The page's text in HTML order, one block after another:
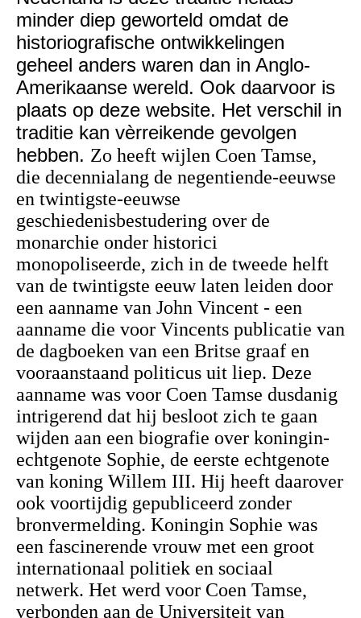
minder diep geworteld omdat de
historiografische ontwikkelingen
geheel anders waren dan in Anglo-
Amerikaanse wereld. Ook daarvoor is
plaats op deze website. Het verschil in
traditie kan vèrreikende gevolgen
hebben. Zo heeft wijlen Coen Tamse,
die decennialang de negentiende-eeuwse
en twintigste-eeuwse
geschiedenisbestudering over de
monarchie onder historici
monopoliseerde, zich in de tweede helft
van de twintigste eeuw laten leiden door
een aanname van John Vincent - een
aanname die voor Vincents publicatie van
de dagboeken van een Britse graaf en
vooraanstaand politicus uit liep. Deze
aanname was voor Coen Tamse dusdanig
intrigerend dat hij besloot zich te gaan
wijden aan een biografie over koningin-
echtgenote Sophie, de eerste echtgenote
van koning Willem III. Hij heeft daarover
ook voortijdig gepubliceerd zonder
bronvermelding. Koningin Sophie was
een fascinerende vrouw met een groot
internationaal politiek en sociaal
netwerk. Het werd voor Coen Tamse,
verbonden aan de Universiteit van